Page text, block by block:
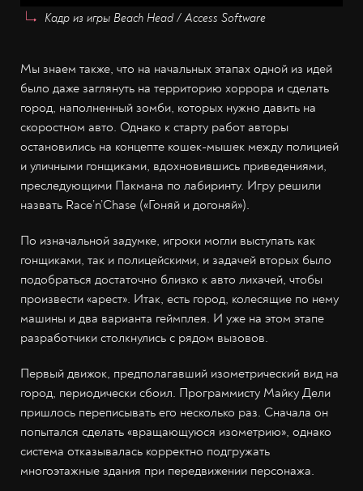
Кадр из игры Beach Head / Access Software
Мы знаем также, что на начальных этапах одной из идей
было даже заглянуть на территорию хоррора и сделать
город, наполненный зомби, которых нужно давить на
скоростном авто. Однако к старту работ авторы
остановились на концепте кошек-мышек между полицией
и уличными гонщиками, вдохновившись приведениями,
преследующими Пакмана по лабиринту. Игру решили
назвать Race’n’Chase («Гоняй и догоняй»).
По изначальной задумке, игроки могли выступать как
гонщиками, так и полицейскими, и задачей вторых было
подобраться достаточно близко к авто лихачей, чтобы
произвести «арест». Итак, есть город, колесящие по нему
машины и два варианта геймплея. И уже на этом этапе
разработчики столкнулись с рядом вызовов.
Первый движок, предполагавший изометрический вид на
город, периодически сбоил. Программисту Майку Дели
пришлось переписывать его несколько раз. Сначала он
попытался сделать «вращающуюся изометрию», однако
система отказывалась корректно подгружать
многоэтажные здания при передвижении персонажа.